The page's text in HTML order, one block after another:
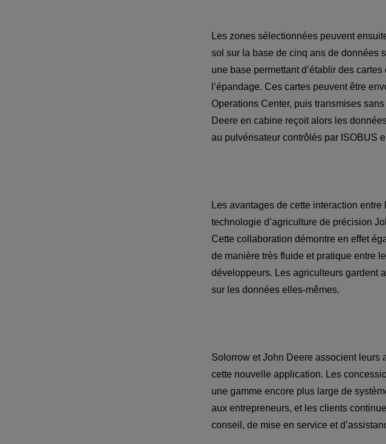
Les zones sélectionnées peuvent
sol sur la base de cinq ans de données
une base permettant d’établir des
l’épandage. Ces cartes peuvent être
Operations Center, puis transmises
Deere en cabine reçoit alors les
Les avantages de cette interaction
technologie d’agriculture de précision
Cette collaboration démontre en effet
de manière très fluide et pratique entre
développeurs. Les agriculteurs gardent
Solorrow et John Deere associent leurs
cette nouvelle application. Les
une gamme encore plus large de
aux entrepreneurs, et les clients
conseil, de mise en service et